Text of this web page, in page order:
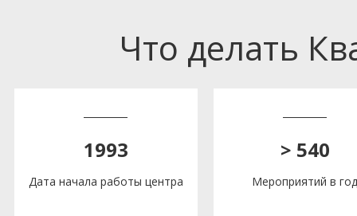
Что делать
1993
Дата начала работы центра
> 540
Мероприятий в год